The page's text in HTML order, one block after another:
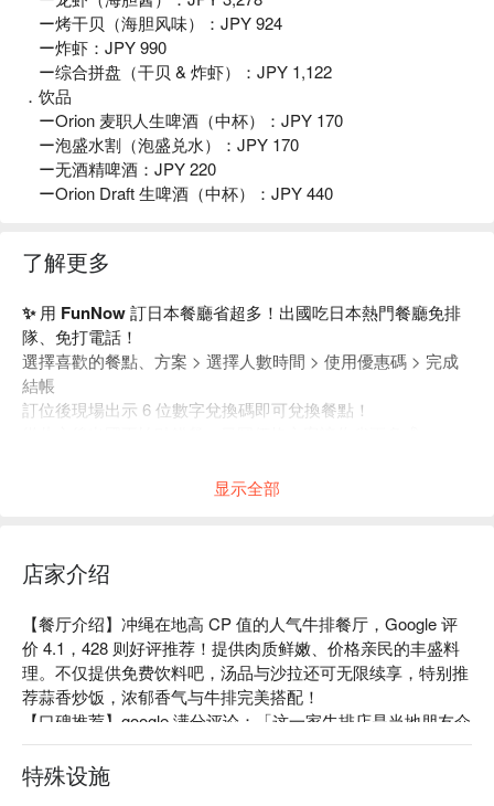
ー烤干贝（海胆风味）：JPY 924
ー炸虾：JPY 990
ー综合拼盘（干贝 & 炸虾）：JPY 1,122
．饮品
ーOrion 麦职人生啤酒（中杯）：JPY 170
ー泡盛水割（泡盛兑水）：JPY 170
ー无酒精啤酒：JPY 220
ーOrion Draft 生啤酒（中杯）：JPY 440
了解更多
✨ 用 FunNow 訂日本餐廳省超多！出國吃日本熱門餐廳免排
隊、免打電話！
選擇喜歡的餐點、方案 > 選擇人數時間 > 使用優惠碼 > 完成
結帳
訂位後現場出示 6 位數字兌換碼即可兌換餐點！
显示全部
店家介绍
【餐厅介绍】冲绳在地高 CP 值的人气牛排餐厅，Google 评
价 4.1，428 则好评推荐！提供肉质鲜嫩、价格亲民的丰盛料
理。不仅提供免费饮料吧，汤品与沙拉还可无限续享，特别推
荐蒜香炒饭，浓郁香气与牛排完美搭配！
【口碑推荐】google 满分评论：「这一家牛排店是当地朋友介
绍的。肉质相当鲜嫩多汁。假如你喜欢吃牛排的话千万不要错
过。」
【招牌推荐】
特殊设施